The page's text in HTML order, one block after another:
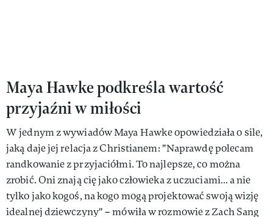
Maya Hawke podkreśla wartość
przyjaźni w miłości
W jednym z wywiadów Maya Hawke opowiedziała o sile,
jaką daje jej relacja z Christianem: "Naprawdę polecam
randkowanie z przyjaciółmi. To najlepsze, co można
zrobić. Oni znają cię jako człowieka z uczuciami… a nie
tylko jako kogoś, na kogo mogą projektować swoją wizję
idealnej dziewczyny" – mówiła w rozmowie z Zach Sang